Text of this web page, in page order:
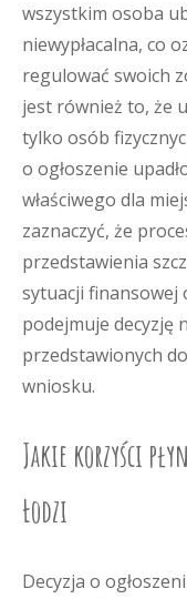
wszystkim osoba
niewypłacalna, co
regulować swoich
jest również to, że
tylko osób
o ogłoszenie
właściwego dla
zaznaczyć, że
przedstawienia
sytuacji finansowej
podejmuje decyzję
przedstawionych
wniosku.
Jakie korzyści
Łodzi
Decyzja o